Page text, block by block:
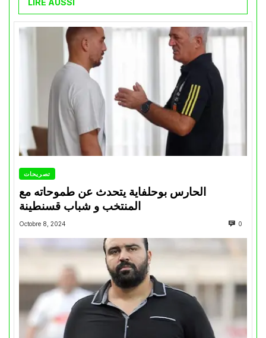
LIRE AUSSI
تصريحات
الحارس بوحلفاية يتحدث عن طموحاته مع
المنتخب و شباب قسنطينة
Octobre 8, 2024 0